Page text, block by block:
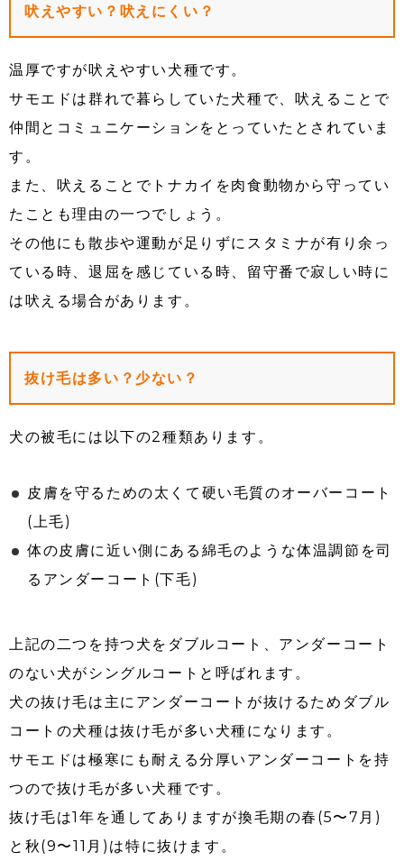
吠えやすい？吠えにくい？
温厚ですが吠えやすい犬種です。
サモエドは群れで暮らしていた犬種で、吠えることで
仲間とコミュニケーションをとっていたとされていま
す。
また、吠えることでトナカイを肉食動物から守ってい
たことも理由の一つでしょう。
その他にも散歩や運動が足りずにスタミナが有り余っ
ている時、退屈を感じている時、留守番で寂しい時に
は吠える場合があります。
抜け毛は多い？少ない？
犬の被毛には以下の2種類あります。
皮膚を守るための太くて硬い毛質のオーバーコート
(上毛)
体の皮膚に近い側にある綿毛のような体温調節を司
るアンダーコート(下毛)
上記の二つを持つ犬をダブルコート、アンダーコート
のない犬がシングルコートと呼ばれます。
犬の抜け毛は主にアンダーコートが抜けるためダブル
コートの犬種は抜け毛が多い犬種になります。
サモエドは極寒にも耐える分厚いアンダーコートを持
つので抜け毛が多い犬種です。
抜け毛は1年を通してありますが換毛期の春(5〜7月)
と秋(9〜11月)は特に抜けます。